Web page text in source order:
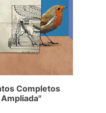
Completos